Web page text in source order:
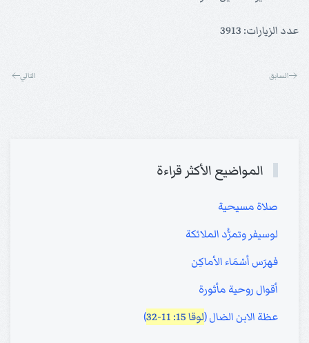
عدد الزيارات: 3913
السابق التالي
المواضيع الأكثر قراءة
صلاة مسيحية
لوسيفر وتمرُّد الملائكة
فهرَس أسْمَاء الأماكِن
أقوال روحية مأثورة
عظة الابن الضال (لوقا 15: 11-32 )